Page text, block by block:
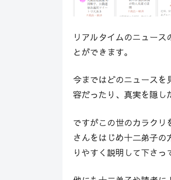
リアルタイムのニュース
とができます。
今まではどのニュースを
容だったり、真実を隠し
ですがこの世のカラク
さんをはじめ十二弟子の
りやすく説明して下さっ